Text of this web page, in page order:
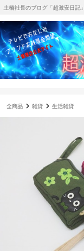
土橋社長のブログ「超激安日記
全商品 雑貨 生活雑貨